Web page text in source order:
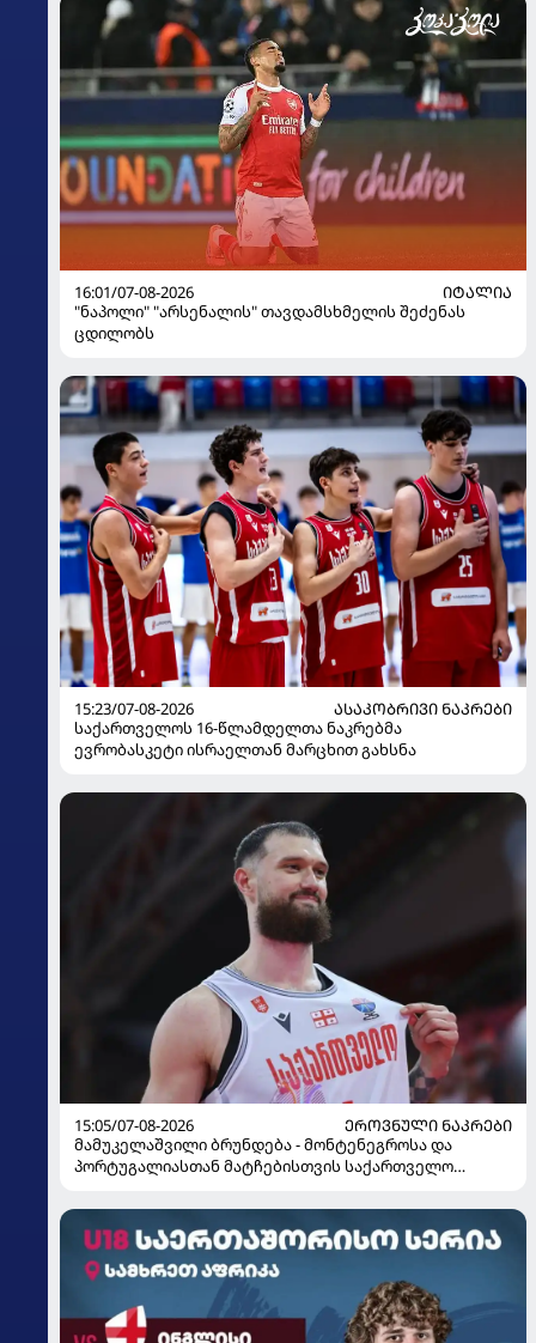
16:01/07-08-2026
ᲘᲢᲐᲚᲘᲐ
"ნაპოლი" "არსენალის" თავდამსხმელის შეძენას
ცდილობს
15:23/07-08-2026
ᲐᲡᲐᲙᲝᲑᲠᲘᲕᲘ ᲜᲐᲙᲠᲔᲑᲘ
საქართველოს 16-წლამდელთა ნაკრებმა
ევრობასკეტი ისრაელთან მარცხით გახსნა
15:05/07-08-2026
ᲔᲠᲝᲕᲜᲣᲚᲘ ᲜᲐᲙᲠᲔᲑᲘ
მამუკელაშვილი ბრუნდება - მონტენეგროსა და
პორტუგალიასთან მატჩებისთვის საქართველო